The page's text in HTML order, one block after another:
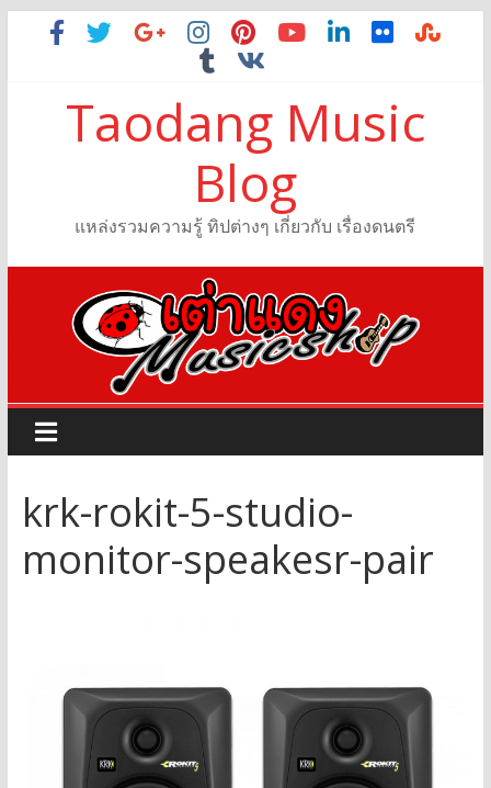
Taodang Music
Blog
แหล่งรวมความรู้ ทิปต่างๆ เกี่ยวกับ เรื่องดนตรี
krk-rokit-5-studio-
monitor-speakesr-pair